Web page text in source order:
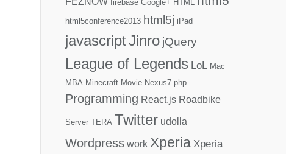
firebase Google+ HTML
html5conference2013 html5j iPad
javascriptJinro jQuery
League of Legends LoL Mac
MBA Minecraft Movie Nexus7 php
Programming React.js Roadbike
Server TERA Twitter udolla
Wordpress work Xperia Xperia